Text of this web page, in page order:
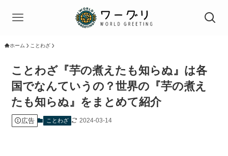
ホーム ことわざ
ことわざ『芋の煮えたも知らぬ』は各
国でなんていうの？世界の『芋の煮え
たも知らぬ』をまとめて紹介
広告 ことわざ 2024-03-14